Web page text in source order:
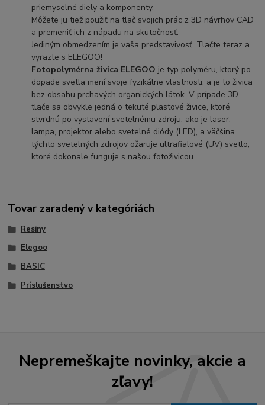
priemyselné diely a komponenty.
Môžete ju tiež použiť na tlač svojich prác z 3D návrhov CAD
a premeniť ich z nápadu na skutočnosť.
Jediným obmedzením je vaša predstavivosť. Tlačte teraz a
vyrazte s ELEGOO!
Fotopolymérna živica ELEGOO je typ polyméru, ktorý po
dopade svetla mení svoje fyzikálne vlastnosti, a je to živica
bez obsahu prchavých organických látok. V prípade 3D
tlače sa obvykle jedná o tekuté plastové živice, ktoré
stvrdnú po vystavení svetelnému zdroju, ako je laser,
lampa, projektor alebo svetelné diódy (LED), a väčšina
týchto svetelných zdrojov ožaruje ultrafialové (UV) svetlo,
ktoré dokonale funguje s našou fotoživicou.
Tovar zaradený v kategóriách
Resiny
Elegoo
BASIC
Príslušenstvo
Nepremeškajte novinky, akcie a
zľavy!